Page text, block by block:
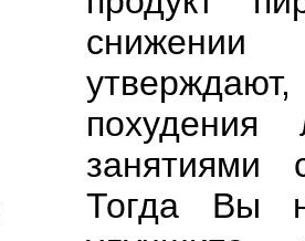
похудения
занятиями
Тогда Вы